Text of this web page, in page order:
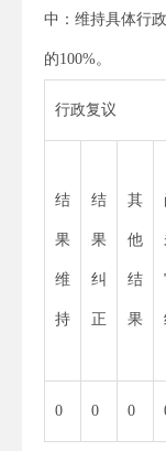
中：维持具体行
的100%。
行政复议
结
果
维
持
结
果
纠
正
其
他
结
果
0 0 0